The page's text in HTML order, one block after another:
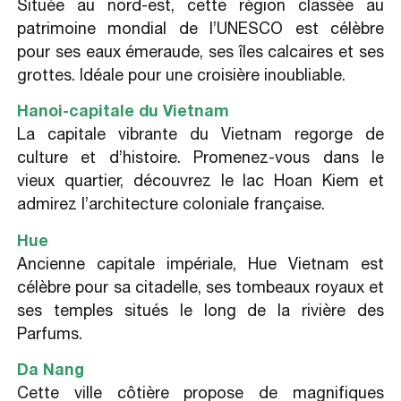
Située au nord-est, cette région classée au
patrimoine mondial de l’UNESCO est célèbre
pour ses eaux émeraude, ses îles calcaires et ses
grottes. Idéale pour une croisière inoubliable.
Hanoi-capitale du Vietnam
La capitale vibrante du Vietnam regorge de
culture et d’histoire. Promenez-vous dans le
vieux quartier, découvrez le lac Hoan Kiem et
admirez l’architecture coloniale française.
Hue
Ancienne capitale impériale, Hue Vietnam est
célèbre pour sa citadelle, ses tombeaux royaux et
ses temples situés le long de la rivière des
Parfums.
Da Nang
Cette ville côtière propose de magnifiques